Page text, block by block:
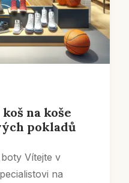
na koše
pokladů
Vítejte v
na